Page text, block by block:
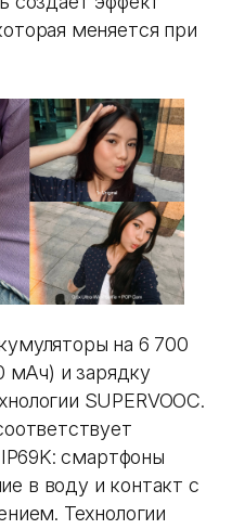
меняется при
на 6 700
мАч) и зарядку
SUPERVOOC.
смартфоны
в воду и контакт с
Технологии